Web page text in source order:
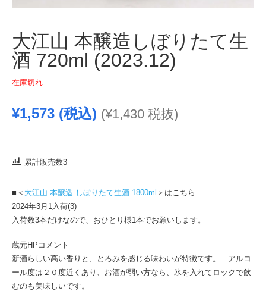
大江山 本醸造しぼりたて生
酒 720ml (2023.12)
在庫切れ
¥1,573 (税込) (¥1,430 税抜)
累計販売数3
■＜ 大江山 本醸造 しぼりたて生酒 1800ml ＞はこちら
2024年3月1入荷(3)
入荷数3本だけなので、おひとり様1本でお願いします。
蔵元HPコメント
新酒らしい高い香りと、とろみを感じる味わいが特徴です。 アルコ
ール度は２０度近くあり、お酒が弱い方なら、氷を入れてロックで飲
むのも美味しいです。